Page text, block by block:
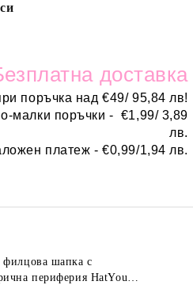
а доставка
поръчка над€49/ 95,84 лв!
малки поръчки - €1,99/ 3,89
лв.
платеж -€0,99/1,94 лв.
филцова шапка с
периферия HatYou